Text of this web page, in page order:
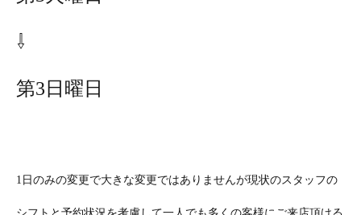
⇩
第3日曜日
1日のみの変更で大きな変更ではありませんが現状のスタッフの